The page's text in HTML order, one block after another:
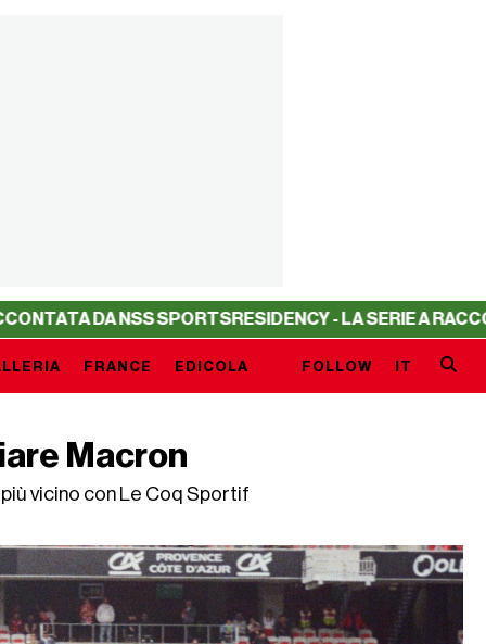
NSS SPORTSRESIDENCY - LA SERIE A RACCONTATA
FRANCE EDICOLA FOLLOW IT
Macron
vicino con Le Coq Sportif